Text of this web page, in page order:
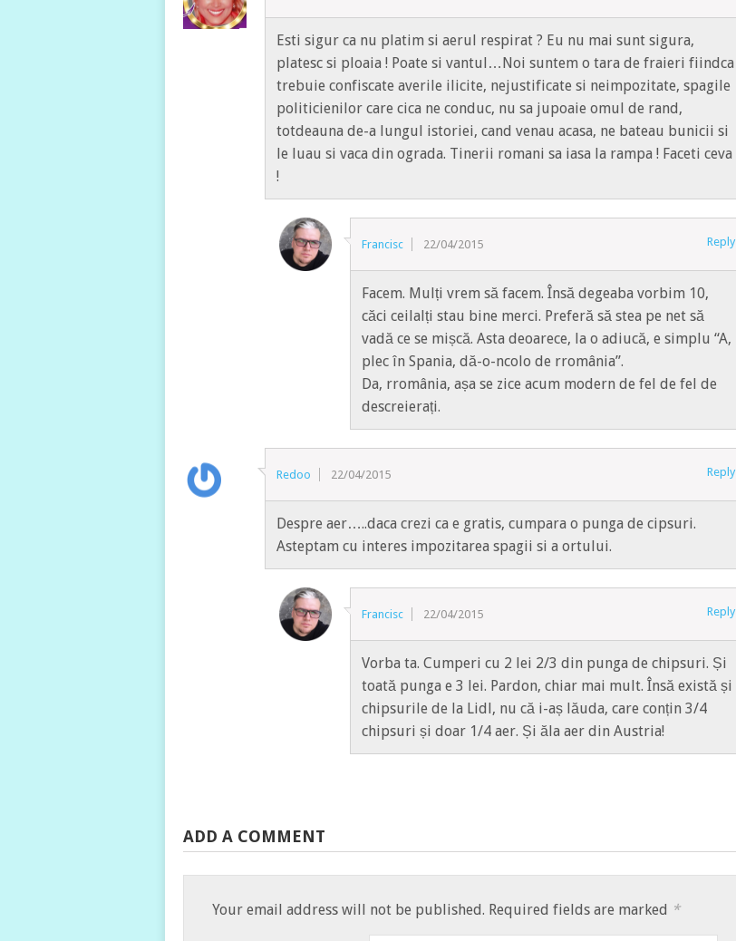
Esti sigur ca nu platim si aerul respirat ? Eu nu mai sunt sigura,
platesc si ploaia ! Poate si vantul…Noi suntem o tara de fraieri fiindca
trebuie confiscate averile ilicite, nejustificate si neimpozitate, spagile
politicienilor care cica ne conduc, nu sa jupoaie omul de rand,
totdeauna de-a lungul istoriei, cand venau acasa, ne bateau bunicii si
le luau si vaca din ograda. Tinerii romani sa iasa la rampa ! Faceti ceva
!
Francisc 22/04/2015 Reply
Facem. Mulți vrem să facem. Însă degeaba vorbim 10,
căci ceilalți stau bine merci. Preferă să stea pe net să
vadă ce se mișcă. Asta deoarece, la o adiucă, e simplu “A,
plec în Spania, dă-o-ncolo de rromânia”.
Da, rromânia, așa se zice acum modern de fel de fel de
descreierați.
Redoo 22/04/2015 Reply
Despre aer…..daca crezi ca e gratis, cumpara o punga de cipsuri.
Asteptam cu interes impozitarea spagii si a ortului.
Francisc 22/04/2015 Reply
Vorba ta. Cumperi cu 2 lei 2/3 din punga de chipsuri. Și
toată punga e 3 lei. Pardon, chiar mai mult. Însă există și
chipsurile de la Lidl, nu că i-aș lăuda, care conțin 3/4
chipsuri și doar 1/4 aer. Și ăla aer din Austria!
ADD A COMMENT
Your email address will not be published. Required fields are marked *